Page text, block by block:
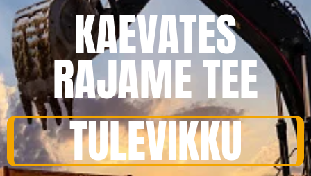
KAEVATES
RAJAME TEE
TULEVIKKU